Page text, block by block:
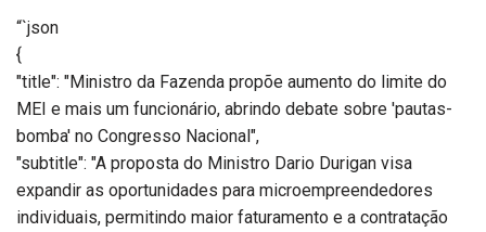
“`json
{
"title": "Ministro da Fazenda propõe aumento do limite do
MEI e mais um funcionário, abrindo debate sobre 'pautas-
bomba' no Congresso Nacional",
"subtitle": "A proposta do Ministro Dario Durigan visa
expandir as oportunidades para microempreendedores
individuais, permitindo maior faturamento e a contratação